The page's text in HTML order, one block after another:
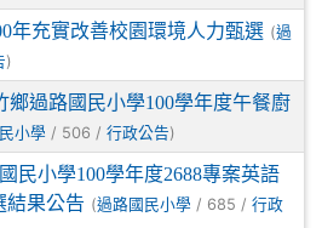
年充實改善校園環境人力甄選 (過
)
鄉過路國民小學100學年度午餐廚
小學 / 506 / 行政公告)
民小學100學年度2688專案英語
結果公告 (過路國民小學 / 685 / 行政